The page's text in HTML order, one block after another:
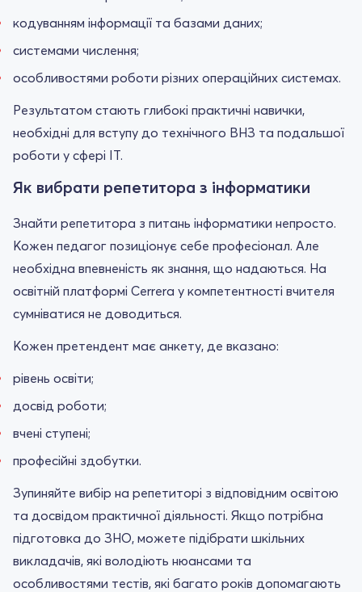
кодуванням інформації та базами даних;
системами числення;
особливостями роботи різних операційних системах.
Результатом стають глибокі практичні навички,
необхідні для вступу до технічного ВНЗ та подальшої
роботи у сфері IT.
Як вибрати репетитора з інформатики
Знайти репетитора з питань інформатики непросто.
Кожен педагог позиціонує себе професіонал. Але
необхідна впевненість як знання, що надаються. На
освітній платформі Cerrera у компетентності вчителя
сумніватися не доводиться.
Кожен претендент має анкету, де вказано:
рівень освіти;
досвід роботи;
вчені ступені;
професійні здобутки.
Зупиняйте вибір на репетиторі з відповідним освітою
та досвідом практичної діяльності. Якщо потрібна
підготовка до ЗНО, можете підібрати шкільних
викладачів, які володіють нюансами та
особливостями тестів, які багато років допомагають